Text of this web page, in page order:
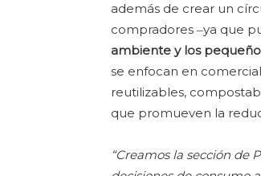
además de crear un
compradores ‒ya que
ambiente y los
se enfocan en
reutilizables,
que promueven la
“Creamos la sección de